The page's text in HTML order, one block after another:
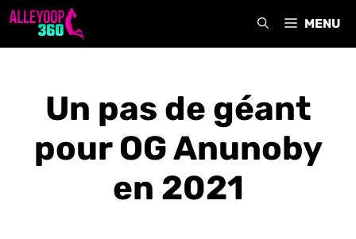
Aller
MENU
Un pas de géant
pour OG Anunoby
en 2021